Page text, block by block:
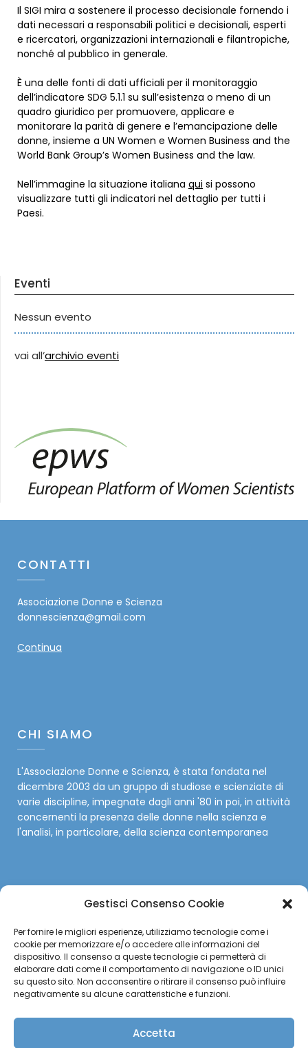
Gestisci Consenso Cookie
Per fornire le migliori esperienze, utilizziamo tecnologie come i
cookie per memorizzare e/o accedere alle informazioni del
dispositivo. Il consenso a queste tecnologie ci permetterà di
elaborare dati come il comportamento di navigazione o ID unici
su questo sito. Non acconsentire o ritirare il consenso può influire
negativamente su alcune caratteristiche e funzioni.
Accetta
Il SIGI mira a sostenere il processo decisionale fornendo i
dati necessari a responsabili politici e decisionali, esperti
e ricercatori, organizzazioni internazionali e filantropiche,
nonché al pubblico in generale.
È una delle fonti di dati ufficiali per il monitoraggio
dell’indicatore SDG 5.1.1 su sull’esistenza o meno di un
quadro giuridico per promuovere, applicare e
monitorare la parità di genere e l’emancipazione delle
donne, insieme a UN Women e Women Business and the
World Bank Group’s Women Business and the law.
Nell’immagine la situazione italiana qui si possono
visualizzare tutti gli indicatori nel dettaglio per tutti i
Paesi.
Eventi
Nessun evento
vai all’archivio eventi
CONTATTI
Associazione Donne e Scienza
donnescienza@gmail.com
Continua
CHI SIAMO
L'Associazione Donne e Scienza, è stata fondata nel
dicembre 2003 da un gruppo di studiose e scienziate di
varie discipline, impegnate dagli anni '80 in poi, in attività
concernenti la presenza delle donne nella scienza e
l'analisi, in particolare, della scienza contemporanea
Facebook
Twitter